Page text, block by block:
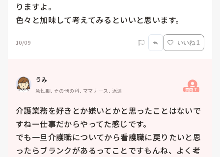
りますよ。
色々と加味して考えてみるといいと思います。
10/09 いいね 1
うみ
急性期, その他の科, ママナース, 派遣 質問主
介護業務を好きとか嫌いとかと思ったことはないで
すねー仕事だからやってた感じです。
でも一旦介護職についてから看護職に戻りたいと思
ったらブランクがあるってことですもんね、よく考